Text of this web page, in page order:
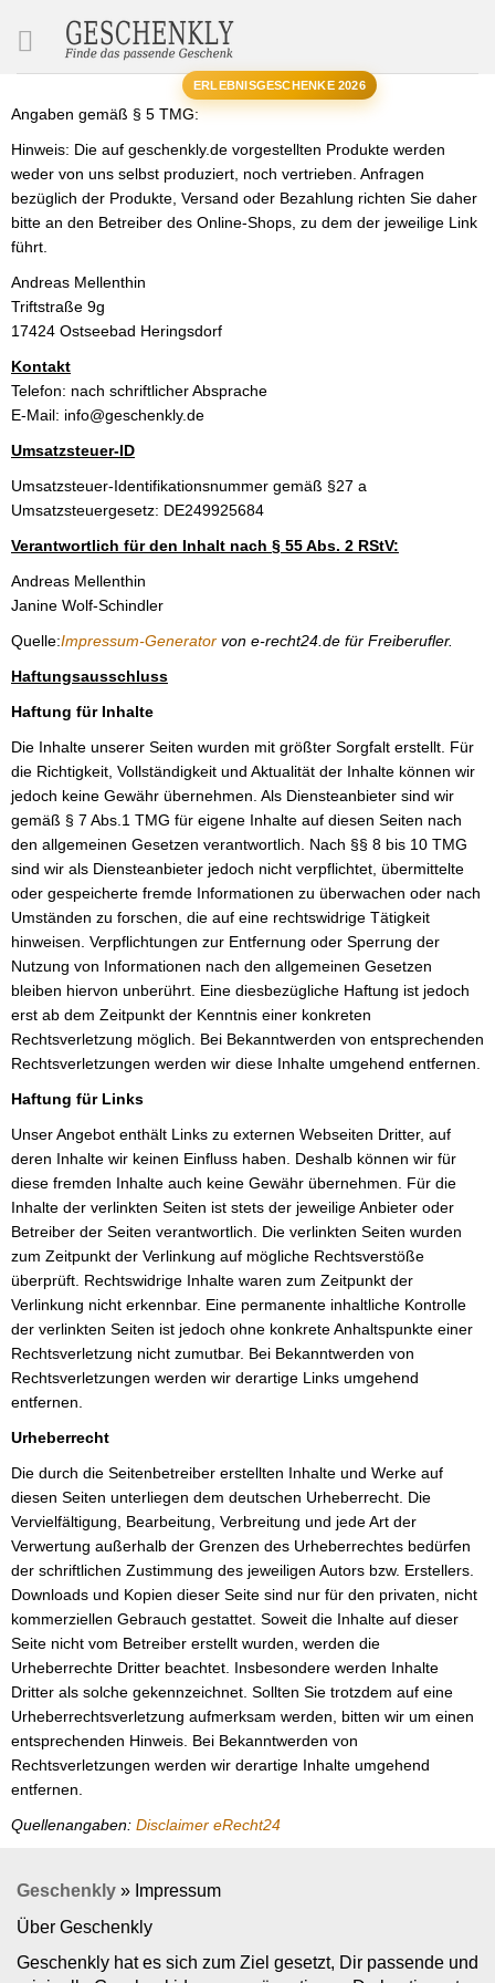
ERLEBNISGESCHENKE 2026
Angaben gemäß § 5 TMG:
Hinweis: Die auf geschenkly.de vorgestellten Produkte werden
weder von uns selbst produziert, noch vertrieben. Anfragen
bezüglich der Produkte, Versand oder Bezahlung richten Sie daher
bitte an den Betreiber des Online-Shops, zu dem der jeweilige Link
führt.
Andreas Mellenthin
Triftstraße 9g
17424 Ostseebad Heringsdorf
Kontakt
Telefon: nach schriftlicher Absprache
E-Mail: info@geschenkly.de
Umsatzsteuer-ID
Umsatzsteuer-Identifikationsnummer gemäß §27 a
Umsatzsteuergesetz: DE249925684
Verantwortlich für den Inhalt nach § 55 Abs. 2 RStV:
Andreas Mellenthin
Janine Wolf-Schindler
Quelle:Impressum-Generator von e-recht24.de für Freiberufler.
Haftungsausschluss
Haftung für Inhalte
Die Inhalte unserer Seiten wurden mit größter Sorgfalt erstellt. Für
die Richtigkeit, Vollständigkeit und Aktualität der Inhalte können wir
jedoch keine Gewähr übernehmen. Als Diensteanbieter sind wir
gemäß § 7 Abs.1 TMG für eigene Inhalte auf diesen Seiten nach
den allgemeinen Gesetzen verantwortlich. Nach §§ 8 bis 10 TMG
sind wir als Diensteanbieter jedoch nicht verpflichtet, übermittelte
oder gespeicherte fremde Informationen zu überwachen oder nach
Umständen zu forschen, die auf eine rechtswidrige Tätigkeit
hinweisen. Verpflichtungen zur Entfernung oder Sperrung der
Nutzung von Informationen nach den allgemeinen Gesetzen
bleiben hiervon unberührt. Eine diesbezügliche Haftung ist jedoch
erst ab dem Zeitpunkt der Kenntnis einer konkreten
Rechtsverletzung möglich. Bei Bekanntwerden von entsprechenden
Rechtsverletzungen werden wir diese Inhalte umgehend entfernen.
Haftung für Links
Unser Angebot enthält Links zu externen Webseiten Dritter, auf
deren Inhalte wir keinen Einfluss haben. Deshalb können wir für
diese fremden Inhalte auch keine Gewähr übernehmen. Für die
Inhalte der verlinkten Seiten ist stets der jeweilige Anbieter oder
Betreiber der Seiten verantwortlich. Die verlinkten Seiten wurden
zum Zeitpunkt der Verlinkung auf mögliche Rechtsverstöße
überprüft. Rechtswidrige Inhalte waren zum Zeitpunkt der
Verlinkung nicht erkennbar. Eine permanente inhaltliche Kontrolle
der verlinkten Seiten ist jedoch ohne konkrete Anhaltspunkte einer
Rechtsverletzung nicht zumutbar. Bei Bekanntwerden von
Rechtsverletzungen werden wir derartige Links umgehend
entfernen.
Urheberrecht
Die durch die Seitenbetreiber erstellten Inhalte und Werke auf
diesen Seiten unterliegen dem deutschen Urheberrecht. Die
Vervielfältigung, Bearbeitung, Verbreitung und jede Art der
Verwertung außerhalb der Grenzen des Urheberrechtes bedürfen
der schriftlichen Zustimmung des jeweiligen Autors bzw. Erstellers.
Downloads und Kopien dieser Seite sind nur für den privaten, nicht
kommerziellen Gebrauch gestattet. Soweit die Inhalte auf dieser
Seite nicht vom Betreiber erstellt wurden, werden die
Urheberrechte Dritter beachtet. Insbesondere werden Inhalte
Dritter als solche gekennzeichnet. Sollten Sie trotzdem auf eine
Urheberrechtsverletzung aufmerksam werden, bitten wir um einen
entsprechenden Hinweis. Bei Bekanntwerden von
Rechtsverletzungen werden wir derartige Inhalte umgehend
entfernen.
Quellenangaben: Disclaimer eRecht24
Geschenkly » Impressum
Über Geschenkly
Geschenkly hat es sich zum Ziel gesetzt, Dir passende und